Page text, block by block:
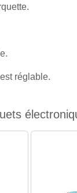
réglable.